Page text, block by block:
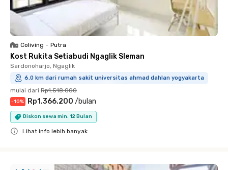
Coliving • Putra
Kost Rukita Setiabudi Ngaglik Sleman
Sardonoharjo, Ngaglik
6.0 km dari rumah sakit universitas ahmad dahlan yogyakarta
mulai dari Rp1.518.000
-10% Rp1.366.200 /bulan
Diskon sewa min. 12 Bulan
Lihat info lebih banyak